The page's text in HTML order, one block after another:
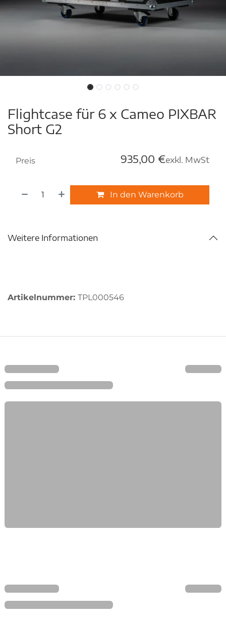
Flightcase für 6 x Cameo PIXBAR
Short G2
In den Warenkorb
Preis 935,00 €exkl. MwSt
Weitere Informationen
Artikelnummer: TPL000546